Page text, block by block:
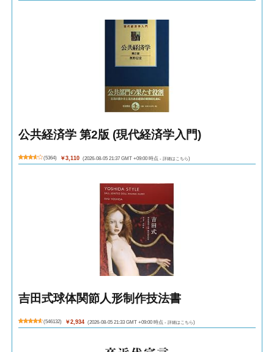
公共経済学 第2版 (現代経済学入門)
(5364) ￥3,110 (2026-08-05 21:37 GMT +09:00 時点 - 詳細はこちら)
吉田式球体関節人形制作技法書
(546132) ￥2,934 (2026-08-05 21:33 GMT +09:00 時点 - 詳細はこちら)